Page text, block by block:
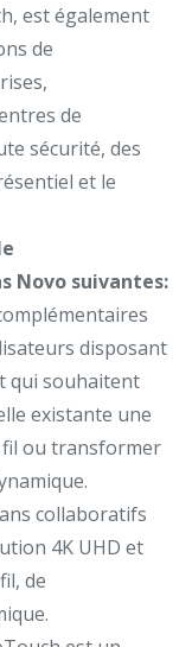
est également
de
de
sécurité, des
et le
Novo suivantes:
disposant
qui souhaitent
existante une
ou transformer
collaboratifs
4K UHD et
de